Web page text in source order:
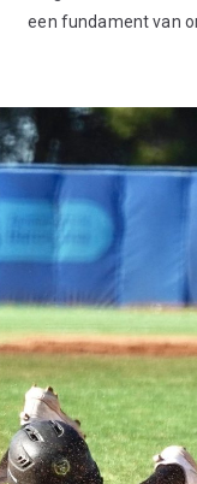
een fundament van